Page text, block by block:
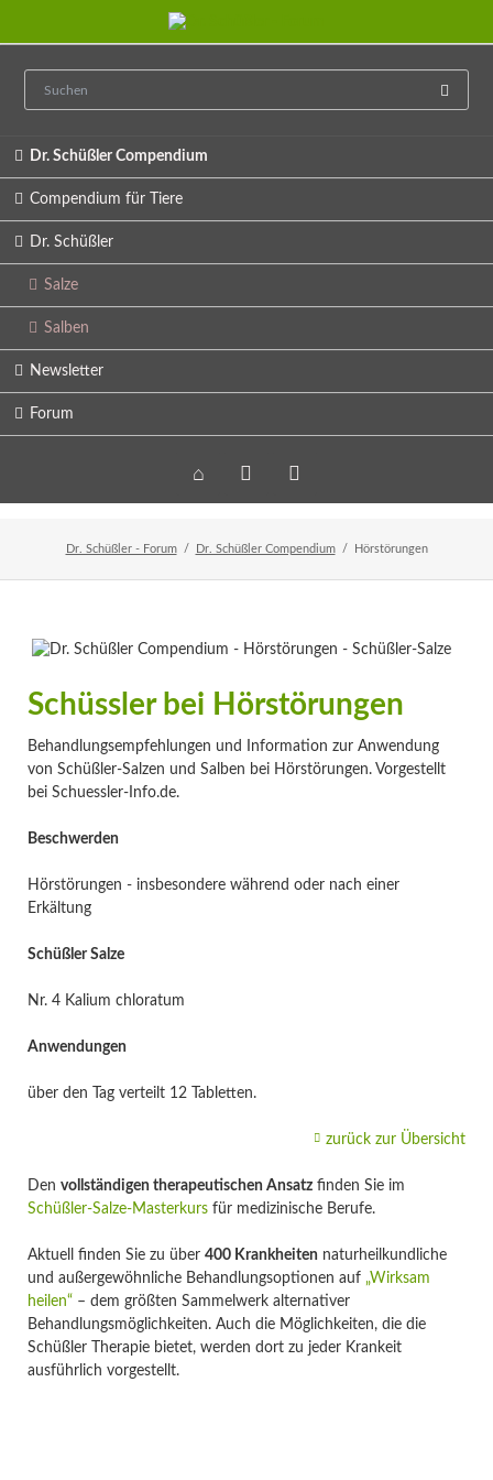
Dr. Schüßler Compendium
Compendium für Tiere
Dr. Schüßler
Salze
Salben
Newsletter
Forum
Home Veranstaltungen
Newsletter
Dr. Schüßler - Forum Dr. Schüßler Compendium Hörstörungen
Schüssler bei Hörstörungen
Behandlungsempfehlungen und Information zur Anwendung
von Schüßler-Salzen und Salben bei Hörstörungen. Vorgestellt
bei Schuessler-Info.de.
Beschwerden
Hörstörungen - insbesondere während oder nach einer
Erkältung
Schüßler Salze
Nr. 4 Kalium chloratum
Anwendungen
über den Tag verteilt 12 Tabletten.
zurück zur Übersicht
Den vollständigen therapeutischen Ansatzfinden Sie im
Schüßler-Salze-Masterkursfür medizinische Berufe.
Aktuell finden Sie zu über 400 Krankheiten naturheilkundliche
und außergewöhnliche Behandlungsoptionen auf „Wirksam
heilen“– dem größten Sammelwerk alternativer
Behandlungsmöglichkeiten. Auch die Möglichkeiten, die die
Schüßler Therapie bietet, werden dort zu jeder Krankeit
ausführlich vorgestellt.